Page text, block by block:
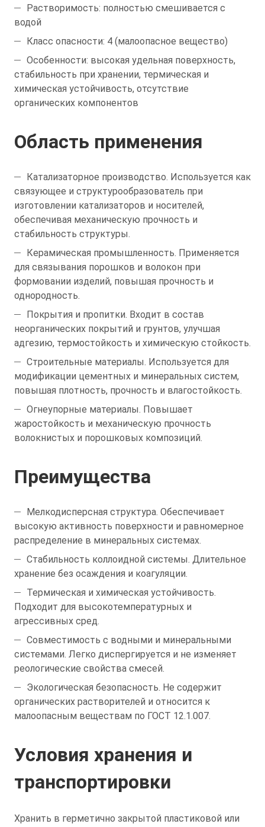
Растворимость: полностью смешивается с
водой
Класс опасности: 4 (малоопасное вещество)
Особенности: высокая удельная поверхность,
стабильность при хранении, термическая и
химическая устойчивость, отсутствие
органических компонентов
Область применения
Катализаторное производство. Используется как
связующее и структурообразователь при
изготовлении катализаторов и носителей,
обеспечивая механическую прочность и
стабильность структуры.
Керамическая промышленность. Применяется
для связывания порошков и волокон при
формовании изделий, повышая прочность и
однородность.
Покрытия и пропитки. Входит в состав
неорганических покрытий и грунтов, улучшая
адгезию, термостойкость и химическую стойкость.
Строительные материалы. Используется для
модификации цементных и минеральных систем,
повышая плотность, прочность и влагостойкость.
Огнеупорные материалы. Повышает
жаростойкость и механическую прочность
волокнистых и порошковых композиций.
Преимущества
Мелкодисперсная структура. Обеспечивает
высокую активность поверхности и равномерное
распределение в минеральных системах.
Стабильность коллоидной системы. Длительное
хранение без осаждения и коагуляции.
Термическая и химическая устойчивость.
Подходит для высокотемпературных и
агрессивных сред.
Совместимость с водными и минеральными
системами. Легко диспергируется и не изменяет
реологические свойства смесей.
Экологическая безопасность. Не содержит
органических растворителей и относится к
малоопасным веществам по ГОСТ 12.1.007.
Условия хранения и
транспортировки
Хранить в герметично закрытой пластиковой или